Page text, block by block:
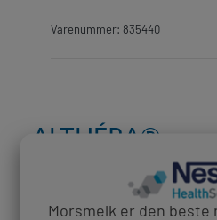
Varenummer: 835440
ALTHÉRA®
KSJONER
Morsmelk er den beste